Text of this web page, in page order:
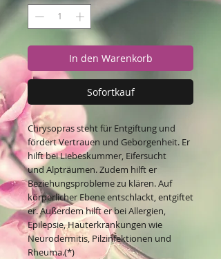
In den Warenkorb
Sofortkauf
Chrysopras steht für Entgiftung und
fördert Vertrauen und Geborgenheit. Er
hilft bei Liebeskummer, Eifersucht
und Alpträumen. Zudem hilft er
Beziehungsprobleme zu klären. Auf
körperlicher Ebene entschlackt, entgiftet
er. Außerdem hilft er bei Allergien,
Epilepsie, Hauterkrankungen wie
Neurodermitis, Pilzinfektionen und
Rheuma.(*)